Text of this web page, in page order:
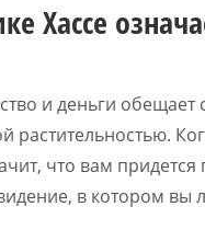
Хассе
и деньги
растительностью.
что вам
в котором вы